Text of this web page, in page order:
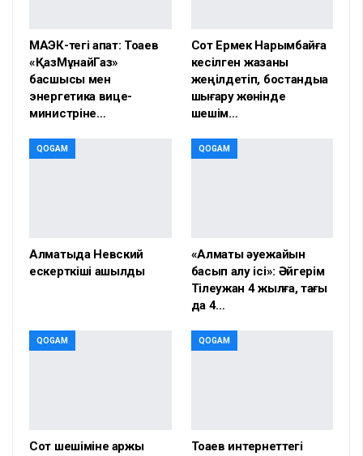
МАЭК-тегі апат: Тоқаев
«ҚазМұнайГаз»
басшысы мен
энергетика вице-
министріне…
Сот Ермек Нарымбайға
кесілген жазаны
жеңілдетіп, бостандыққа
шығару жөнінде
шешім…
QOGAM
Алматыда Невский
ескерткіші ашылды
QOGAM
«Алматы әуежайын
басып алу ісі»: Әйгерім
Тілеужан 4 жылға, тағы
да 4…
QOGAM
Сот шешіміне қаржы
QOGAM
Тоқаев интернеттегі